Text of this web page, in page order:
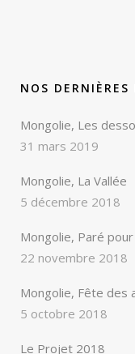
NOS DERNIÈRES
Mongolie, Les
31 mars 2019
Mongolie, La Vallée
5 décembre 2018
Mongolie, Paré pour
22 novembre 2018
Mongolie, Fête des
5 octobre 2018
Le Projet 2018